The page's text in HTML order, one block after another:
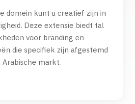
domein kunt u creatief zijn in
Deze extensie biedt tal
voor branding en
die specifiek zijn afgestemd
Arabische markt.